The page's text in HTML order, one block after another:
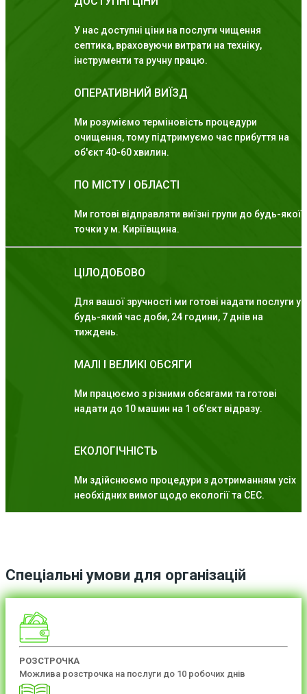
У нас доступні ціни на послуги чищення
септика, враховуючи витрати на техніку,
інструменти та ручну працю.
ОПЕРАТИВНИЙ ВИЇЗД
Ми розуміємо терміновість процедури
очищення, тому підтримуємо час прибуття на
об'єкт 40-60 хвилин.
ПО МІСТУ І ОБЛАСТІ
Ми готові відправляти виїзні групи до будь-якої
точки у м. Киріївщина.
ЦІЛОДОБОВО
Для вашої зручності ми готові надати послуги у
будь-який час доби, 24 години, 7 днів на
тиждень.
МАЛІ І ВЕЛИКІ ОБСЯГИ
Ми працюємо з різними обсягами та готові
надати до 10 машин на 1 об'єкт відразу.
ЕКОЛОГІЧНІСТЬ
Ми здійснюємо процедури з дотриманням усіх
необхідних вимог щодо екології та СЕС.
Спеціальні умови для організацій
РОЗСТРОЧКА
Можлива розстрочка на послуги до 10 робочих днів